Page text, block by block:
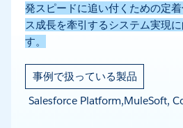
発スピードに追い付くための定
ス成長を牽引するシステム実現
す。
事例で扱っている製品
Salesforce Platform,MuleSoft,